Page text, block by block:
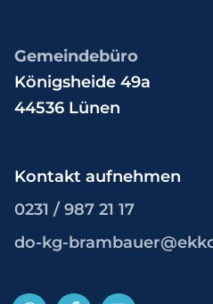
Gemeindebüro
Königsheide 49a
44536 Lünen
Kontakt aufnehmen
0231 / 987 21 17
do-kg-